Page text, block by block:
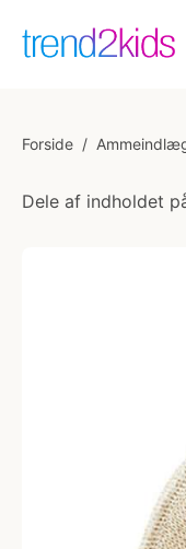
Forside /
Dele af indholdet